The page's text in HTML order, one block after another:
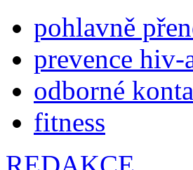
pohlavně
prevence hiv-
odborné
fitness